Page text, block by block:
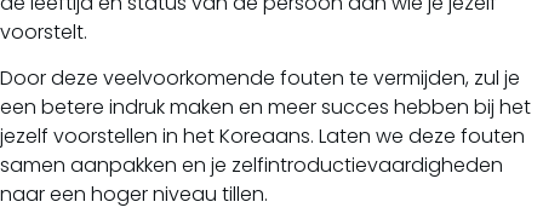
voorstelt.
Door deze veelvoorkomende fouten te vermijden, zul je
een betere indruk maken en meer succes hebben bij het
jezelf voorstellen in het Koreaans. Laten we deze fouten
samen aanpakken en je zelfintroductievaardigheden
naar een hoger niveau tillen.